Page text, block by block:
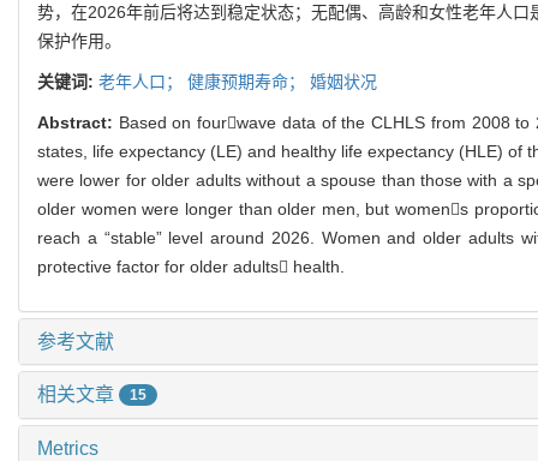
势，在2026年前后将达到稳定状态；无配偶、高龄和女性老年人
保护作用。
关键词: 老年人口； 健康预期寿命； 婚姻状况
Abstract: Based on fourwave data of the CLHLS from 2008
states, life expectancy (LE) and healthy life expectancy (HLE) of
were lower for older adults without a spouse than those with a
older women were longer than older men, but womens
reach a “stable” level around 2026. Women and older adults
protective factor for older adults health.
参考文献
相关文章 15
Metrics